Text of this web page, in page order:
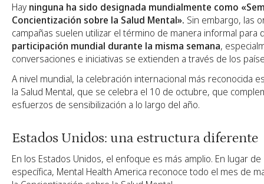
Hay ninguna ha sido designada mundialmente como
Concientización sobre la Salud Mental». Sin embargo, las
campañas suelen utilizar el término de manera informal para
participación mundial durante la misma semana,
conversaciones e iniciativas se extienden a través de los
A nivel mundial, la celebración internacional más reconocida
la Salud Mental, que se celebra el 10 de octubre, que
esfuerzos de sensibilización a lo largo del año.
Estados Unidos: una estructura diferente
En los Estados Unidos, el enfoque es más amplio. En lugar
específica, Mental Health America reconoce todo el mes de